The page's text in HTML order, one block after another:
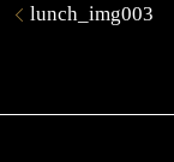
lunch_img003